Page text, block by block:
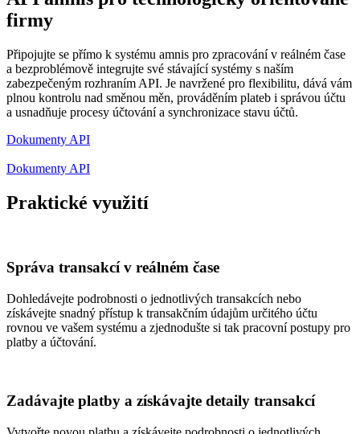
firmy
Připojujte se přímo k systému amnis pro zpracování v reálném čase
a bezproblémově integrujte své stávající systémy s naším
zabezpečeným rozhraním API. Je navržené pro flexibilitu, dává vám
plnou kontrolu nad směnou měn, prováděním plateb i správou účtu
a usnadňuje procesy účtování a synchronizace stavu účtů.
Dokumenty API
Dokumenty API
Praktické využití
Správa transakcí v reálném čase
Dohledávejte podrobnosti o jednotlivých transakcích nebo
získávejte snadný přístup k transakčním údajům určitého účtu
rovnou ve vašem systému a zjednodušte si tak pracovní postupy pro
platby a účtování.
Zadávajte platby a získávajte detaily transakcí